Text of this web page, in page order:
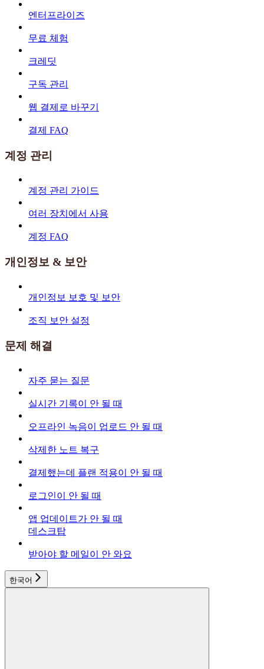
엔터프라이즈
무료 체험
크레딧
구독 관리
웹 결제로 바꾸기
결제 FAQ
계정 관리
계정 관리 가이드
여러 장치에서 사용
계정 FAQ
개인정보 & 보안
개인정보 보호 및 보안
조직 보안 설정
문제 해결
자주 묻는 질문
실시간 기록이 안 될 때
오프라인 녹음이 업로드 안 될 때
삭제한 노트 복구
결제했는데 플랜 적용이 안 될 때
로그인이 안 될 때
앱 업데이트가 안 될 때
데스크탑
받아야 할 메일이 안 와요
한국어